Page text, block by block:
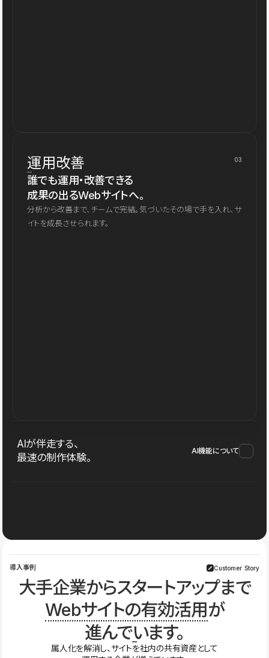
運用改善 03
誰でも運用・改善できる
成果の出るWebサイトへ。
分析から改善まで、チームで完結。気づいたその場で手を入れ、サ
イトを成長させられます。
AIが伴走する、
最速の制作体験。
AI機能について
導入事例 Customer Story
大手企業からスタートアップまで
Webサイトの有効活用が
進んでいます。
属人化を解消し、サイトを社内の共有資産として